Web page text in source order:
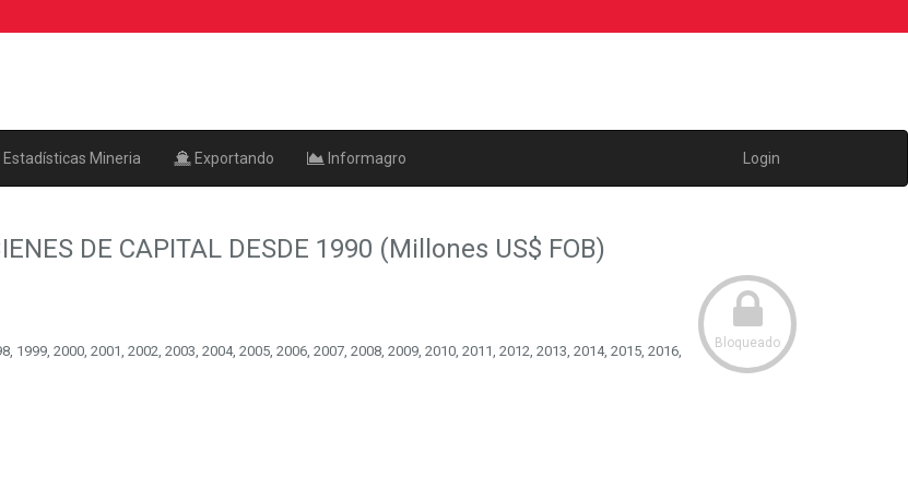
Estadísticas Mineria Exportando Informagro Login
DE CAPITAL DESDE 1990 (Millones US$ FOB)
Bloqueado
1999, 2000, 2001, 2002, 2003, 2004, 2005, 2006, 2007, 2008, 2009, 2010, 2011, 2012, 2013, 2014, 2015, 2016,